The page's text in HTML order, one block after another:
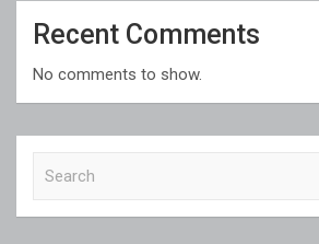
Recent Comments
No comments to show.